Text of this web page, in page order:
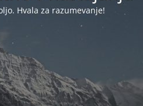
Hvala za razumevanje!